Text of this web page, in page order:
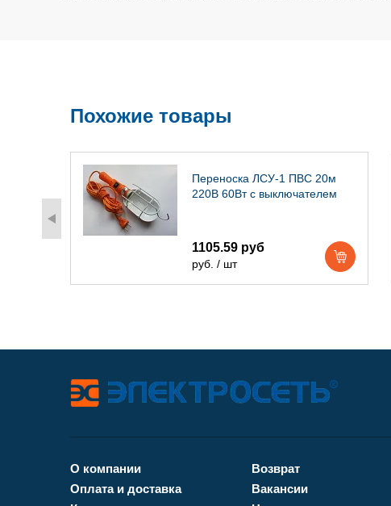
Похожие товары
Переноска ЛСУ-1 ПВС 20м
220В 60Вт с выключателем
1105.59 руб
руб. / шт
О компании
Оплата и доставка
Возврат
Вакансии